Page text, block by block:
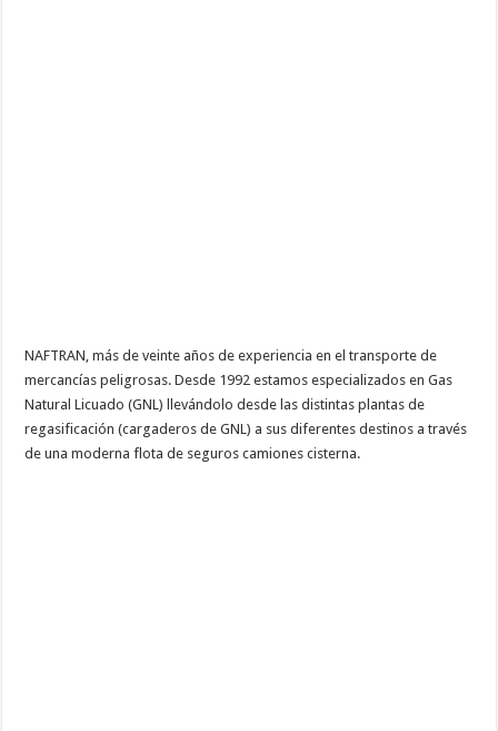
NAFTRAN, más de veinte años de experiencia en el transporte de
mercancías peligrosas. Desde 1992 estamos especializados en Gas
Natural Licuado (GNL) llevándolo desde las distintas plantas de
regasificación (cargaderos de GNL) a sus diferentes destinos a través
de una moderna flota de seguros camiones cisterna.